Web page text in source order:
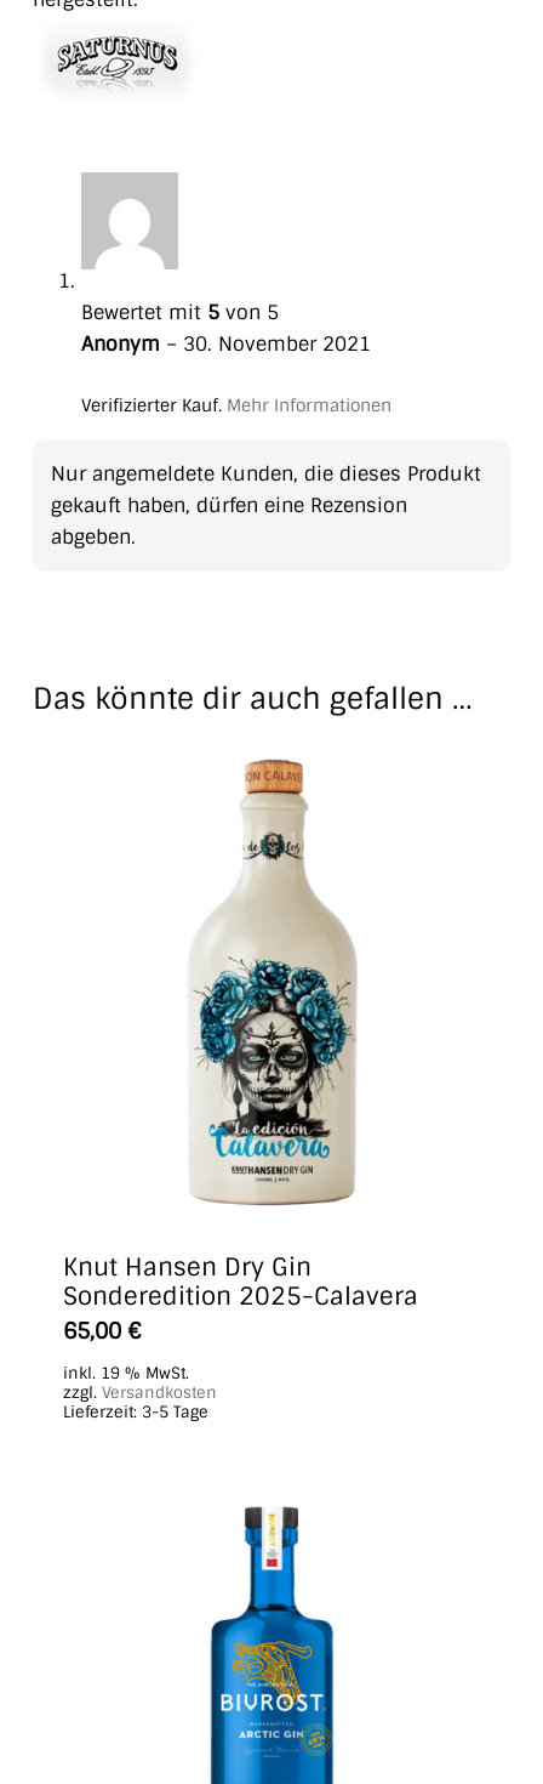
Bewertet mit 5von 5
Anonym – 30. November 2021
Verifizierter Kauf. Mehr Informationen
Nur angemeldete Kunden, die dieses Produkt
gekauft haben, dürfen eine Rezension
abgeben.
Das könnte dir auch gefallen …
Knut Hansen Dry Gin
Sonderedition 2025-Calavera
65,00 €
inkl. 19 % MwSt.
zzgl. Versandkosten
Lieferzeit: 3-5 Tage